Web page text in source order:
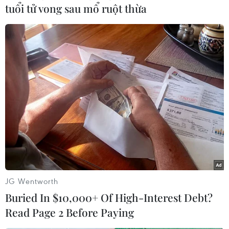
#Sri Lanka
#Ngoại trưởng Mỹ Mike Pompeo
#Khủng bố Hồi giáo
Sri Lanka
Theo dõi VietnamPlus
tuổi tử vong sau mổ ruột thừa
JG Wentworth
Buried In $10,000+ Of High-Interest Debt?
Read Page 2 Before Paying